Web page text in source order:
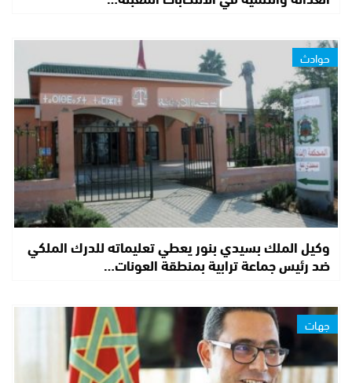
حوادث
وكيل الملك بسيدي بنور يعطي تعليماته للدرك الملكي
ضد رئيس جماعة ترابية بمنطقة العونات…
جهات